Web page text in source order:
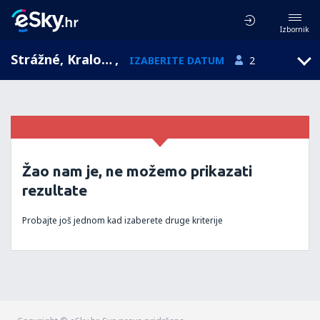
Izbornik
Strážné, Kralovehradecky, Češka , IZABERITE DATUM 2
Žao nam je, ne možemo prikazati
rezultate
Probajte još jednom kad izaberete druge kriterije